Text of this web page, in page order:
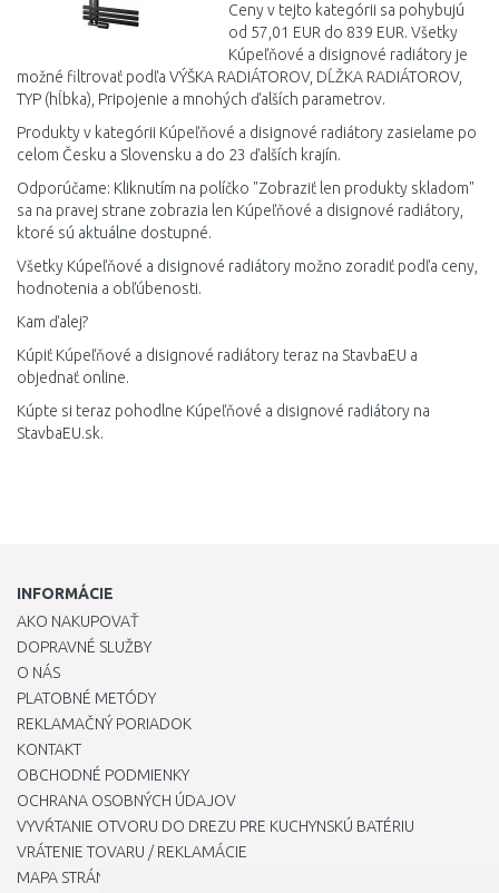
Ceny v tejto kategórii sa pohybujú
od 57,01 EUR do 839 EUR. Všetky
Kúpeľňové a disignové radiátory je
možné filtrovať podľa VÝŠKA RADIÁTOROV, DĹŽKA RADIÁTOROV,
TYP (hĺbka), Pripojenie a mnohých ďalších parametrov.
Produkty v kategórii Kúpeľňové a disignové radiátory zasielame po
celom Česku a Slovensku a do 23 ďalších krajín.
Odporúčame: Kliknutím na políčko "Zobraziť len produkty skladom"
sa na pravej strane zobrazia len Kúpeľňové a disignové radiátory,
ktoré sú aktuálne dostupné.
Všetky Kúpeľňové a disignové radiátory možno zoradiť podľa ceny,
hodnotenia a obľúbenosti.
Kam ďalej?
Kúpiť Kúpeľňové a disignové radiátory teraz na StavbaEU a
objednať online.
Kúpte si teraz pohodlne Kúpeľňové a disignové radiátory na
StavbaEU.sk.
INFORMÁCIE
AKO NAKUPOVAŤ
DOPRAVNÉ SLUŽBY
O NÁS
PLATOBNÉ METÓDY
REKLAMAČNÝ PORIADOK
KONTAKT
OBCHODNÉ PODMIENKY
OCHRANA OSOBNÝCH ÚDAJOV
VYVŔTANIE OTVORU DO DREZU PRE KUCHYNSKÚ BATÉRIU
VRÁTENIE TOVARU / REKLAMÁCIE
MAPA STRÁNOK